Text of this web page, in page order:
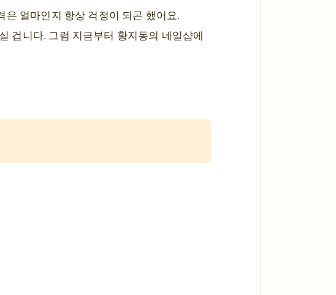
얼마인지 항상 걱정이 되곤 했어요.
겁니다. 그럼 지금부터 황지동의 네일샵에